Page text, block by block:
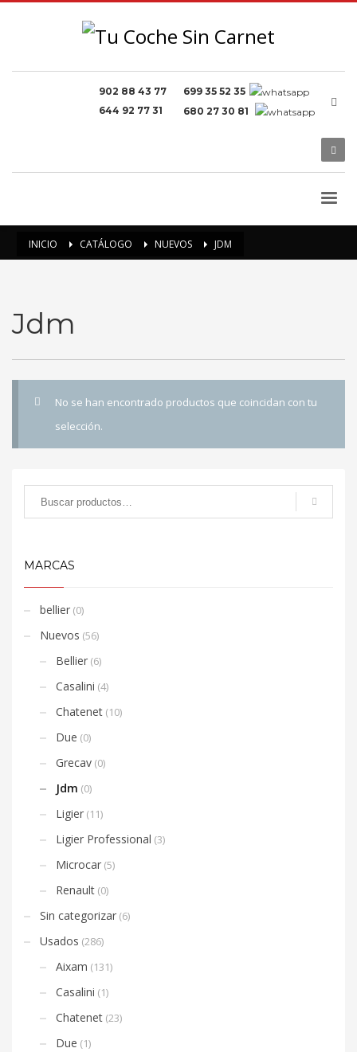
902 88 43 77
644 92 77 31
699 35 52 35
680 27 30 81
INICIO CATÁLOGO NUEVOS JDM
Jdm
No se han encontrado productos que coincidan con tu
selección.
MARCAS
bellier (0)
Nuevos (56)
Bellier (6)
Casalini (4)
Chatenet (10)
Due (0)
Grecav (0)
Jdm (0)
Ligier (11)
Ligier Professional (3)
Microcar (5)
Renault (0)
Sin categorizar (6)
Usados (286)
Aixam (131)
Casalini (1)
Chatenet (23)
Due (1)